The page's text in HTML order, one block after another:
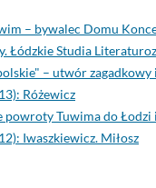
– bywalec Domu
Łódzkie Studia
– utwór
Różewicz
powroty Tuwima do Łodzi
Iwaszkiewicz. Miłosz